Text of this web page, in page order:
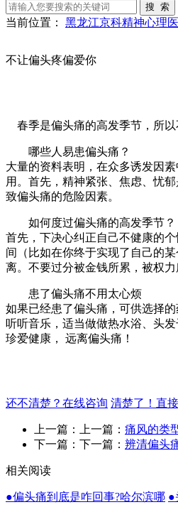
当前位置： 黑龙江京科精神心理
不让偏头疼偏爱你
春季是偏头痛的高发季节，所以
哪些人易患偏头痛？
大量的资料表明，在众多诱发因
用。首先，精神紧张、焦虑、忧
致偏头痛的危险因素。
如何度过偏头痛的高发季节？
首先，下决心纠正自己不健康的
间（比如在你终于实现了自己的
离。不要过分被金钱所累，被权
患了偏头痛不用太心烦
如果已经患了偏头痛，可供选择
听听音乐，适当做做热水浴、头
珍爱健康， 远离偏头痛！
还不清楚？在线咨询 清楚了！直
上一篇：上一篇： 痛风的类
下一篇：下一篇： 辨清偏头
相关阅读
●偏头痛到底是咋回事?哈尔滨哪 ●